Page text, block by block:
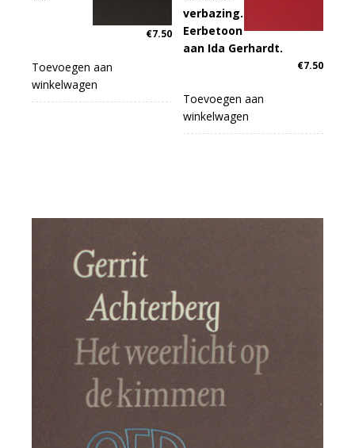
€7.50
Toevoegen aan
winkelwagen
verbazing.
Eerbetoon
aan Ida Gerhardt.
€7.50
Toevoegen aan
winkelwagen